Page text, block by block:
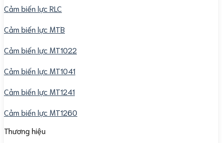
Cảm biến lực RLC
Cảm biến lực MTB
Cảm biến lực MT1022
Cảm biến lực MT1041
Cảm biến lực MT1241
Cảm biến lực MT1260
Thương hiệu